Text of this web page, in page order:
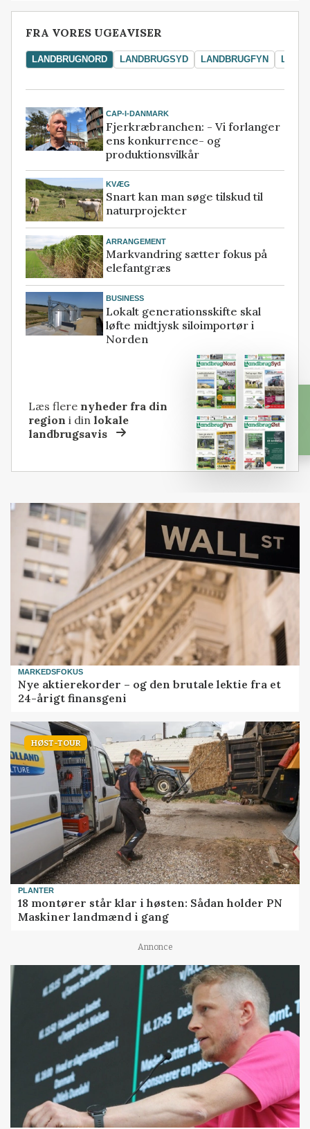
FRA VORES UGEAVISER
LANDBRUGNORD LANDBRUGSYD LANDBRUGFYN
CAP-I-DANMARK
Fjerkræbranchen: - Vi forlanger
ens konkurrence- og
produktionsvilkår
KVÆG
Snart kan man søge tilskud til
naturprojekter
ARRANGEMENT
Markvandring sætter fokus på
elefantgræs
BUSINESS
Lokalt generationsskifte skal
løfte midtjysk siloimportør i
Norden
Læs flere nyheder fra din
region i dinlokale
landbrugsavis
MARKEDSFOKUS
Nye aktierekorder – og den brutale lektie fra et
24-årigt finansgeni
HØST-TOUR
PLANTER
18 montører står klar i høsten: Sådan holder PN
Maskiner landmænd i gang
Annonce